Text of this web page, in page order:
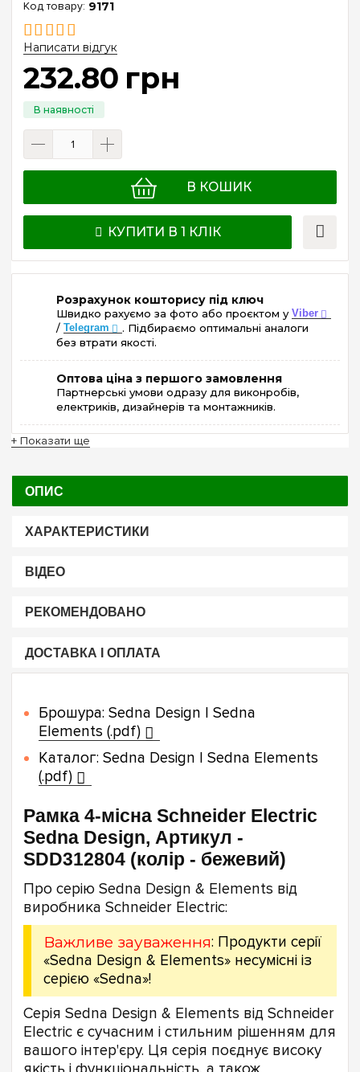
9171
Написати відгук
232.80 грн
В КОШИК
КУПИТИ В 1 КЛІК
Розрахунок кошторису під ключ
Швидко рахуємо за фото або проєктом у Viber
/ Telegram
. Підбираємо оптимальні аналоги
без втрати якості.
Оптова ціна з першого замовлення
Партнерські умови одразу для виконробів,
електриків, дизайнерів та монтажників.
+ Показати ще
ОПИС
ХАРАКТЕРИСТИКИ
ВІДЕО
РЕКОМЕНДОВАНО
ДОСТАВКА І ОПЛАТА
Брошура: Sedna Design | Sedna
Elements (.pdf)
Каталог: Sedna Design | Sedna Elements
(.pdf)
Рамка 4-місна Schneider Electric
Sedna Design, Артикул -
SDD312804 (колір - бежевий)
Про серію Sedna Design & Elements від
виробника Schneider Electric:
Важливе зауваження: Продукти серії
«Sedna Design & Elements» несумісні із
серією «Sedna»!
Серія Sedna Design & Elements від Schneider
Electric є сучасним і стильним рішенням для
вашого інтер'єру. Ця серія поєднує високу